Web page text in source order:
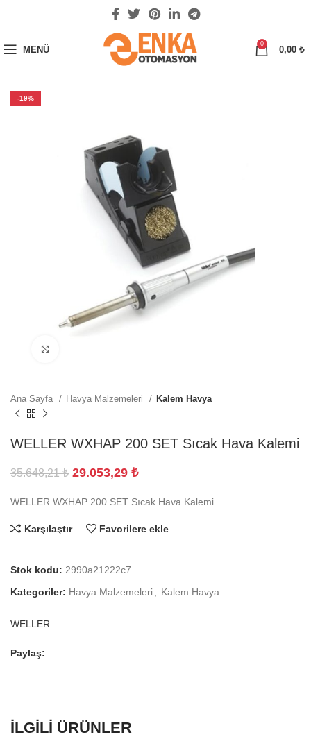
MENÜ
0
0,00 ₺
-19%
Ana Sayfa Havya Malzemeleri Kalem Havya
WELLER WXHAP 200 SET Sıcak Hava Kalemi
35.648,21₺ 29.053,29 ₺
WELLER WXHAP 200 SET Sıcak Hava Kalemi
Karşılaştır Favorilere ekle
Stok kodu: 2990a21222c7
Kategoriler: Havya Malzemeleri Kalem Havya
WELLER
Paylaş:
İLGILI ÜRÜNLER